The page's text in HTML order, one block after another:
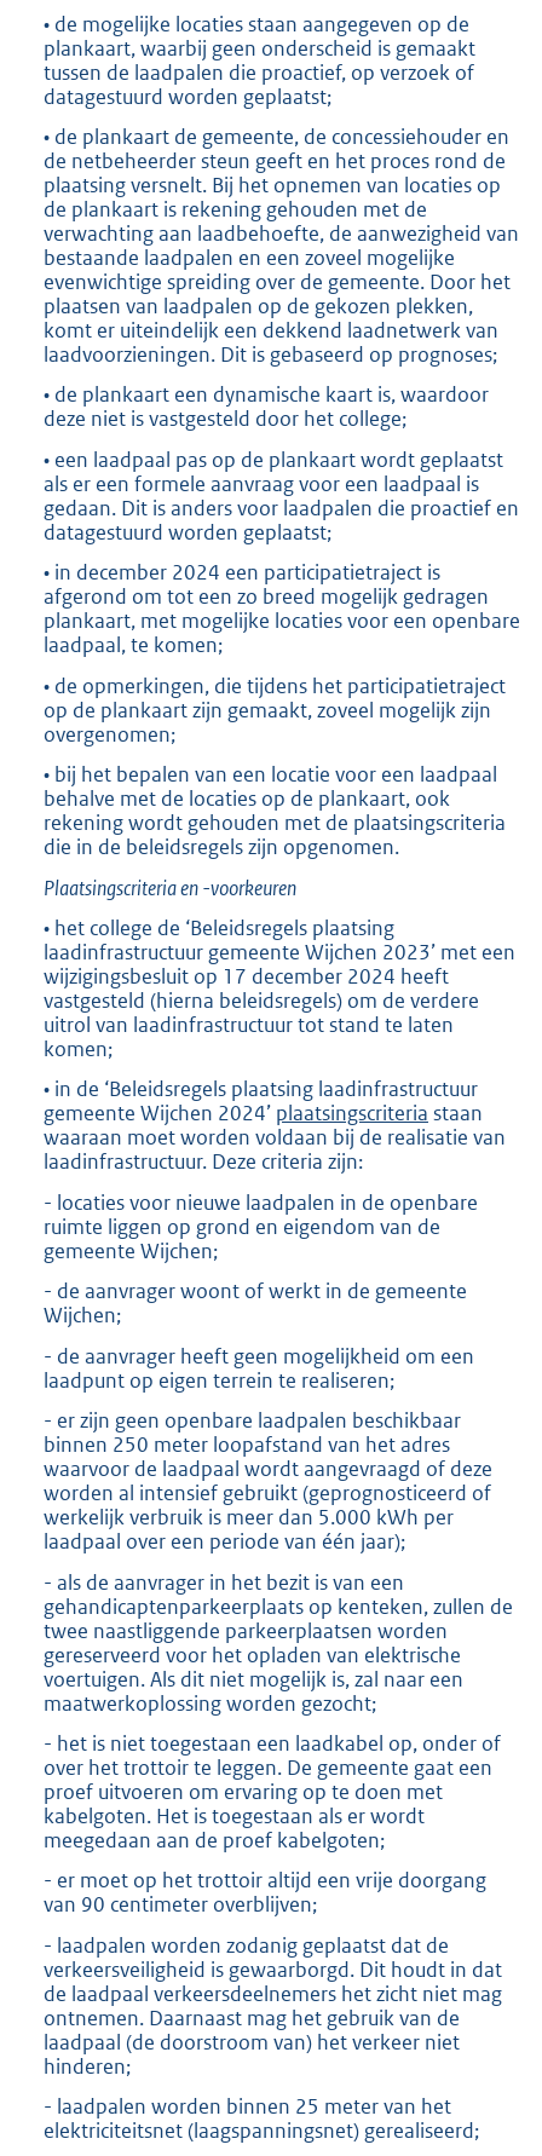
• de mogelijke locaties staan aangegeven op de
plankaart, waarbij geen onderscheid is gemaakt
tussen de laadpalen die proactief, op verzoek of
datagestuurd worden geplaatst;
• de plankaart de gemeente, de concessiehouder en
de netbeheerder steun geeft en het proces rond de
plaatsing versnelt. Bij het opnemen van locaties op
de plankaart is rekening gehouden met de
verwachting aan laadbehoefte, de aanwezigheid van
bestaande laadpalen en een zoveel mogelijke
evenwichtige spreiding over de gemeente. Door het
plaatsen van laadpalen op de gekozen plekken,
komt er uiteindelijk een dekkend laadnetwerk van
laadvoorzieningen. Dit is gebaseerd op prognoses;
• de plankaart een dynamische kaart is, waardoor
deze niet is vastgesteld door het college;
• een laadpaal pas op de plankaart wordt geplaatst
als er een formele aanvraag voor een laadpaal is
gedaan. Dit is anders voor laadpalen die proactief en
datagestuurd worden geplaatst;
• in december 2024 een participatietraject is
afgerond om tot een zo breed mogelijk gedragen
plankaart, met mogelijke locaties voor een openbare
laadpaal, te komen;
• de opmerkingen, die tijdens het participatietraject
op de plankaart zijn gemaakt, zoveel mogelijk zijn
overgenomen;
• bij het bepalen van een locatie voor een laadpaal
behalve met de locaties op de plankaart, ook
rekening wordt gehouden met de plaatsingscriteria
die in de beleidsregels zijn opgenomen.
Plaatsingscriteria en -voorkeuren
• het college de ‘Beleidsregels plaatsing
laadinfrastructuur gemeente Wijchen 2023’ met een
wijzigingsbesluit op 17 december 2024 heeft
vastgesteld (hierna beleidsregels) om de verdere
uitrol van laadinfrastructuur tot stand te laten
komen;
• in de ‘Beleidsregels plaatsing laadinfrastructuur
gemeente Wijchen 2024’ plaatsingscriteria staan
waaraan moet worden voldaan bij de realisatie van
laadinfrastructuur. Deze criteria zijn:
- locaties voor nieuwe laadpalen in de openbare
ruimte liggen op grond en eigendom van de
gemeente Wijchen;
- de aanvrager woont of werkt in de gemeente
Wijchen;
- de aanvrager heeft geen mogelijkheid om een
laadpunt op eigen terrein te realiseren;
- er zijn geen openbare laadpalen beschikbaar
binnen 250 meter loopafstand van het adres
waarvoor de laadpaal wordt aangevraagd of deze
worden al intensief gebruikt (geprognosticeerd of
werkelijk verbruik is meer dan 5.000 kWh per
laadpaal over een periode van één jaar);
- als de aanvrager in het bezit is van een
gehandicaptenparkeerplaats op kenteken, zullen de
twee naastliggende parkeerplaatsen worden
gereserveerd voor het opladen van elektrische
voertuigen. Als dit niet mogelijk is, zal naar een
maatwerkoplossing worden gezocht;
- het is niet toegestaan een laadkabel op, onder of
over het trottoir te leggen. De gemeente gaat een
proef uitvoeren om ervaring op te doen met
kabelgoten. Het is toegestaan als er wordt
meegedaan aan de proef kabelgoten;
- er moet op het trottoir altijd een vrije doorgang
van 90 centimeter overblijven;
- laadpalen worden zodanig geplaatst dat de
verkeersveiligheid is gewaarborgd. Dit houdt in dat
de laadpaal verkeersdeelnemers het zicht niet mag
ontnemen. Daarnaast mag het gebruik van de
laadpaal (de doorstroom van) het verkeer niet
hinderen;
- laadpalen worden binnen 25 meter van het
elektriciteitsnet (laagspanningsnet) gerealiseerd;